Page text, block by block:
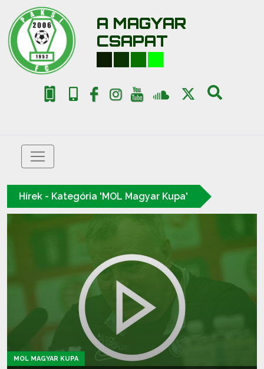
A MAGYAR
CSAPAT
Hírek - Kategória 'MOL Magyar Kupa'
MOL MAGYAR KUPA